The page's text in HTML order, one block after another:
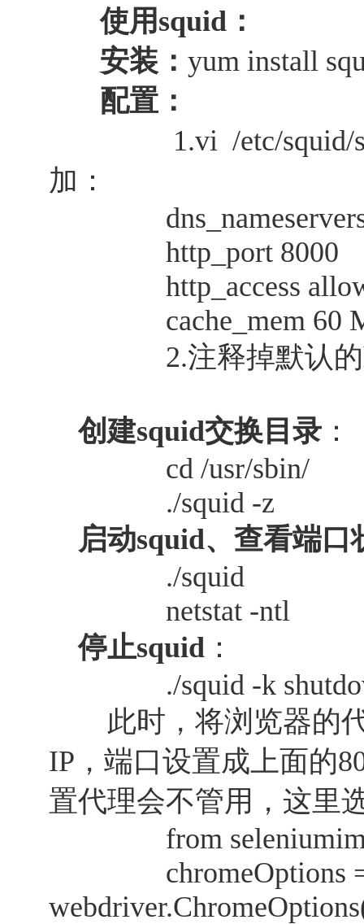
使用squid：
安装： yum install
配置：
1.vi /etc/squid/
加：
dns_nameservers
http_port 8000
http_access
cache_mem 60
2.注释掉默认的
创建squid交换目录 ：
cd /usr/sbin/
./squid -z
启动squid、查看端口
./squid
netstat -ntl
停止squid ：
./squid -k
此时，将浏览器的代
IP，端口设置成上面的
置代理会不管用，这里
from
chromeOptions